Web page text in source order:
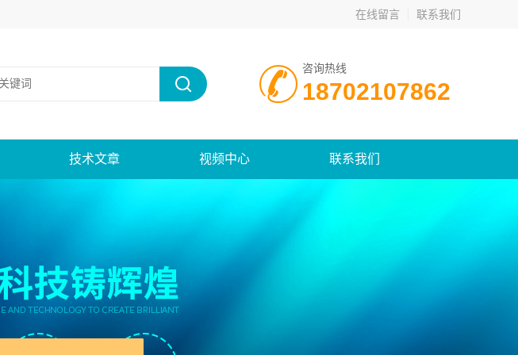
在线留言 联系我们
咨询热线
18702107862
技术文章 视频中心 联系我们